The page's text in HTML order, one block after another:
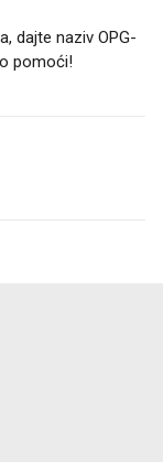
dajte naziv OPG-
pomoći!